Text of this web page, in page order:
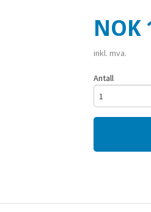
Pris
NOK
inkl. mva.
Antall